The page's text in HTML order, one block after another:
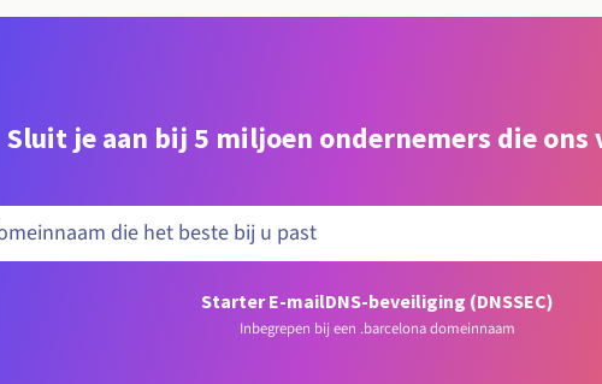
Sluit je aan bij 5 miljoen ondernemers die
Starter E-mailDNS-beveiliging (DNSSEC)
Inbegrepen bij een .barcelona domeinnaam